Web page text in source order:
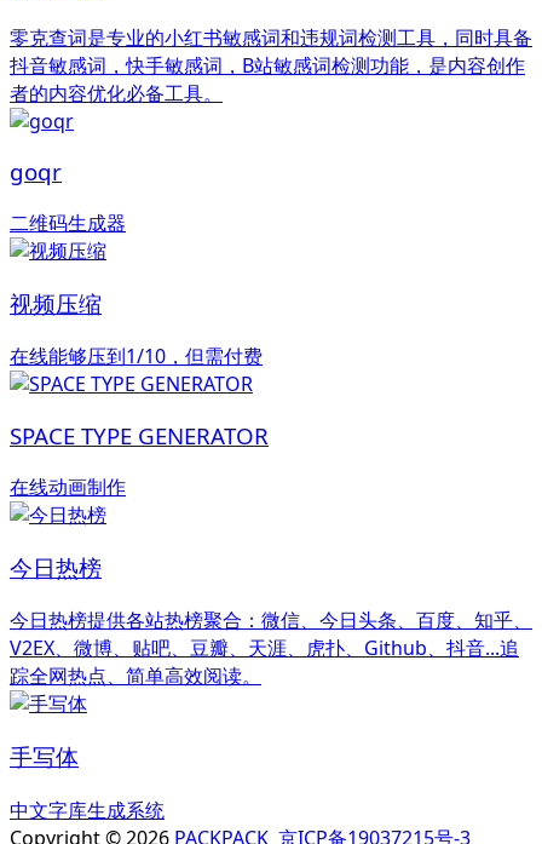
零克查词是专业的小红书敏感词和违规词检测工具，同时具备
抖音敏感词，快手敏感词，B站敏感词检测功能，是内容创作
者的内容优化必备工具。
goqr
二维码生成器
视频压缩
在线能够压到1/10，但需付费
SPACE TYPE GENERATOR
在线动画制作
今日热榜
今日热榜提供各站热榜聚合：微信、今日头条、百度、知乎、
V2EX、微博、贴吧、豆瓣、天涯、虎扑、Github、抖音...追
踪全网热点、简单高效阅读。
手写体
中文字库生成系统
Copyright © 2026 PACKPACK 京ICP备19037215号-3